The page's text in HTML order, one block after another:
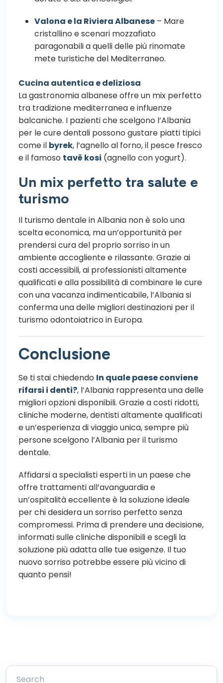
Valona e la Riviera Albanese – Mare
cristallino e scenari mozzafiato
paragonabili a quelli delle più rinomate
mete turistiche del Mediterraneo.
Cucina autentica e deliziosa
La gastronomia albanese offre un mix perfetto
tra tradizione mediterranea e influenze
balcaniche. I pazienti che scelgono l’Albania
per le cure dentali possono gustare piatti tipici
come il byrek, l’agnello al forno, il pesce fresco
e il famoso tavë kosi (agnello con yogurt).
Un mix perfetto tra salute e
turismo
Il turismo dentale in Albania non è solo una
scelta economica, ma un’opportunità per
prendersi cura del proprio sorriso in un
ambiente accogliente e rilassante. Grazie ai
costi accessibili, ai professionisti altamente
qualificati e alla possibilità di combinare le cure
con una vacanza indimenticabile, l’Albania si
conferma una delle migliori destinazioni per il
turismo odontoiatrico in Europa.
Conclusione
Se ti stai chiedendo In quale paese conviene
rifarsi i denti?, l’Albania rappresenta una delle
migliori opzioni disponibili. Grazie a costi ridotti,
cliniche moderne, dentisti altamente qualificati
e un’esperienza di viaggio unica, sempre più
persone scelgono l’Albania per il turismo
dentale.
Affidarsi a specialisti esperti in un paese che
offre trattamenti all’avanguardia e
un’ospitalità eccellente è la soluzione ideale
per chi desidera un sorriso perfetto senza
compromessi. Prima di prendere una decisione,
informati sulle cliniche disponibili e scegli la
soluzione più adatta alle tue esigenze. Il tuo
nuovo sorriso potrebbe essere più vicino di
quanto pensi!